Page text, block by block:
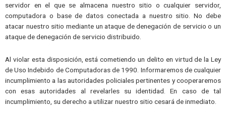
servidor en el que se almacena nuestro sitio o cualquier servidor,
computadora o base de datos conectada a nuestro sitio. No debe
atacar nuestro sitio mediante un ataque de denegación de servicio o un
ataque de denegación de servicio distribuido.
Al violar esta disposición, está cometiendo un delito en virtud de la Ley
de Uso Indebido de Computadoras de 1990. Informaremos de cualquier
incumplimiento a las autoridades policiales pertinentes y cooperaremos
con esas autoridades al revelarles su identidad. En caso de tal
incumplimiento, su derecho a utilizar nuestro sitio cesará de inmediato.